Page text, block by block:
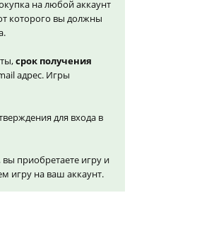
на любой аккаунт
которого вы должны
срок получения
адрес. Игры
для входа в
вы приобретаете игру и
игру на ваш аккаунт.